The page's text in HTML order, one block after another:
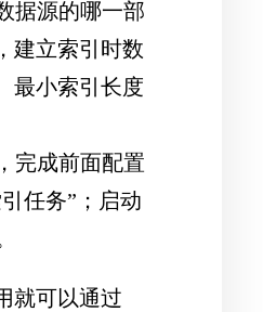
据源的哪一部
建立索引时数
最小索引长度
完成前面配置
任务”；启动
就可以通过